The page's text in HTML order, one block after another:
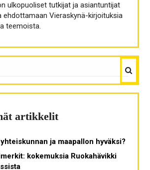
ulkopuoliset tutkijat ja asiantuntijat
ehdottamaan Vieraskynä-kirjoituksia
teemoista.
Haku
artikkelit
ja maapallon hyväksi?
kokemuksia Ruokahävikki